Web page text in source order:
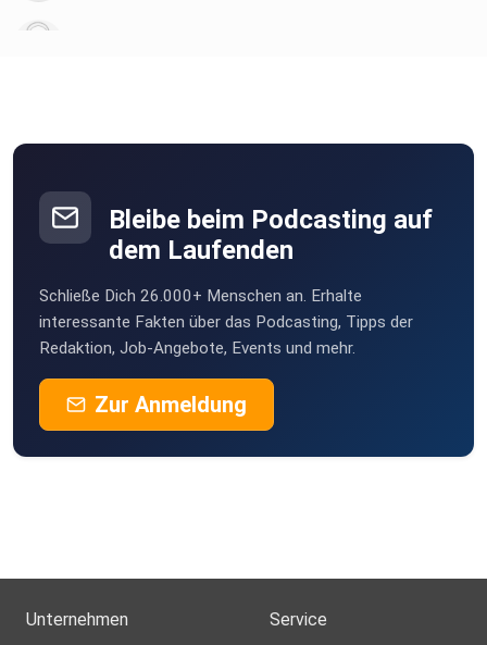
Luzern
LotteWeimar
Weimar
Stockerau
Hank26
Hude
emzet
Bleibe beim Podcasting auf
dem Laufenden
Schließe Dich 26.000+ Menschen an. Erhalte
interessante Fakten über das Podcasting, Tipps der
Redaktion, Job-Angebote, Events und mehr.
Zur Anmeldung
Unternehmen Service